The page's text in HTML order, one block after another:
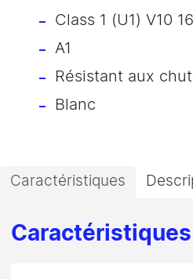
Class 1 (U1) V10
A1
Résistant aux
Blanc
Caractéristiques
Caractéristiques